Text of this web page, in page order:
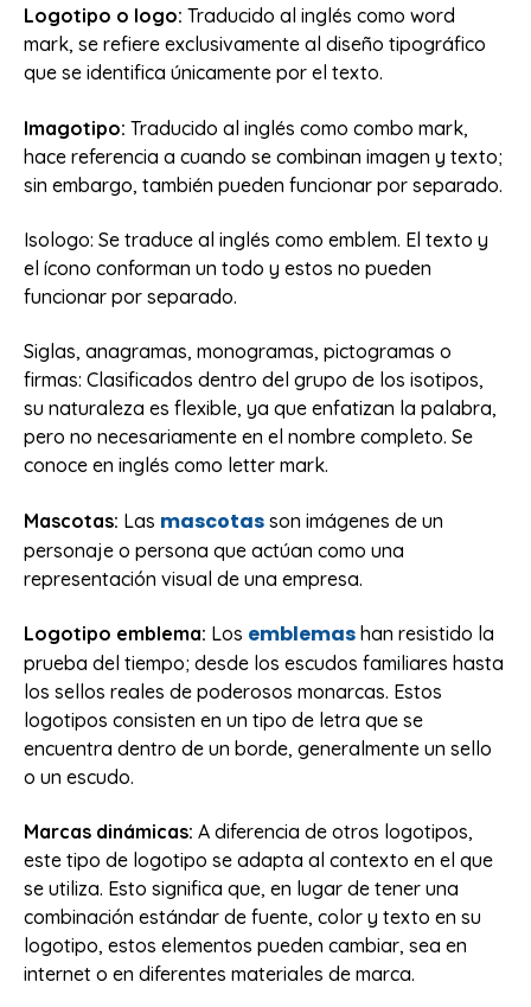
Logotipo o logo: Traducido al inglés como word
mark, se refiere exclusivamente al diseño tipográfico
que se identifica únicamente por el texto.
Imagotipo: Traducido al inglés como combo mark,
hace referencia a cuando se combinan imagen y texto;
sin embargo, también pueden funcionar por separado.
Isologo: Se traduce al inglés como emblem. El texto y
el ícono conforman un todo y estos no pueden
funcionar por separado.
Siglas, anagramas, monogramas, pictogramas o
firmas: Clasificados dentro del grupo de los isotipos,
su naturaleza es flexible, ya que enfatizan la palabra,
pero no necesariamente en el nombre completo. Se
conoce en inglés como letter mark.
Mascotas: Las mascotas son imágenes de un
personaje o persona que actúan como una
representación visual de una empresa.
Logotipo emblema: Los emblemas han resistido la
prueba del tiempo; desde los escudos familiares hasta
los sellos reales de poderosos monarcas. Estos
logotipos consisten en un tipo de letra que se
encuentra dentro de un borde, generalmente un sello
o un escudo.
Marcas dinámicas: A diferencia de otros logotipos,
este tipo de logotipo se adapta al contexto en el que
se utiliza. Esto significa que, en lugar de tener una
combinación estándar de fuente, color y texto en su
logotipo, estos elementos pueden cambiar, sea en
internet o en diferentes materiales de marca.